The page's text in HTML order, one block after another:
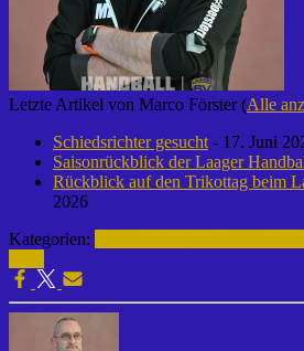
Letzte Artikel von Marco Förster(Alle
Schiedsrichter gesucht - 17. Juni
Saisonrückblick der Laager
Rückblick auf den Trikottag beim
2026
Kategorien: